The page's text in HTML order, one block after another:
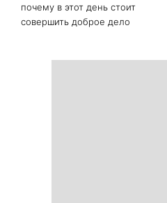
почему в этот день стоит
совершить доброе дело